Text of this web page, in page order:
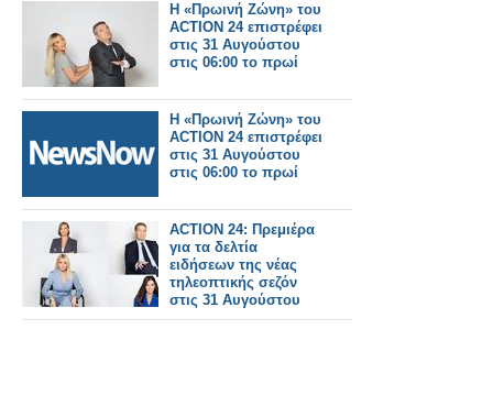
Η «Πρωινή Ζώνη» του
ACTION 24 επιστρέφει
στις 31 Αυγούστου
στις 06:00 το πρωί
Η «Πρωινή Ζώνη» του
ACTION 24 επιστρέφει
στις 31 Αυγούστου
στις 06:00 το πρωί
ACTION 24: Πρεμιέρα
για τα δελτία
ειδήσεων της νέας
τηλεοπτικής σεζόν
στις 31 Αυγούστου